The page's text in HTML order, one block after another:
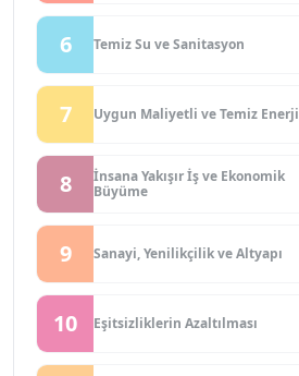
6 Temiz Su ve Sanitasyon
7 Uygun Maliyetli ve Temiz Enerji
8
İnsana Yakışır İş ve Ekonomik
Büyüme
9 Sanayi, Yenilikçilik ve Altyapı
10 Eşitsizliklerin Azaltılması